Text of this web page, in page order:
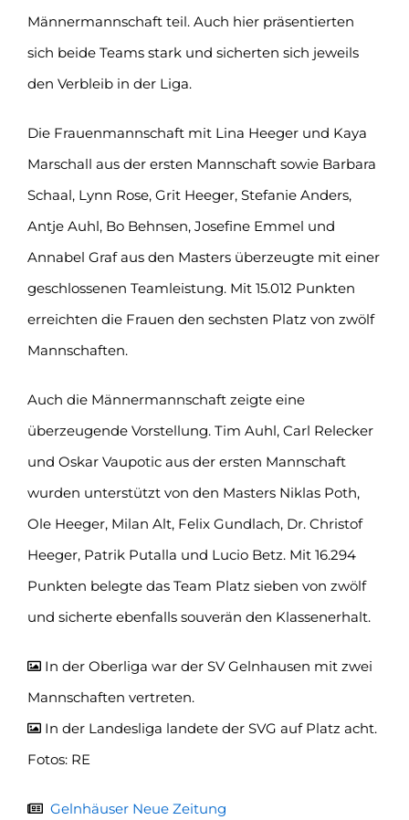
Männermannschaft teil. Auch hier präsentierten
sich beide Teams stark und sicherten sich jeweils
den Verbleib in der Liga.
Die Frauenmannschaft mit Lina Heeger und Kaya
Marschall aus der ersten Mannschaft sowie Barbara
Schaal, Lynn Rose, Grit Heeger, Stefanie Anders,
Antje Auhl, Bo Behnsen, Josefine Emmel und
Annabel Graf aus den Masters überzeugte mit einer
geschlossenen Teamleistung. Mit 15.012 Punkten
erreichten die Frauen den sechsten Platz von zwölf
Mannschaften.
Auch die Männermannschaft zeigte eine
überzeugende Vorstellung. Tim Auhl, Carl Relecker
und Oskar Vaupotic aus der ersten Mannschaft
wurden unterstützt von den Masters Niklas Poth,
Ole Heeger, Milan Alt, Felix Gundlach, Dr. Christof
Heeger, Patrik Putalla und Lucio Betz. Mit 16.294
Punkten belegte das Team Platz sieben von zwölf
und sicherte ebenfalls souverän den Klassenerhalt.
In der Oberliga war der SV Gelnhausen mit zwei
Mannschaften vertreten.
In der Landesliga landete der SVG auf Platz acht.
Fotos: RE
Gelnhäuser Neue Zeitung